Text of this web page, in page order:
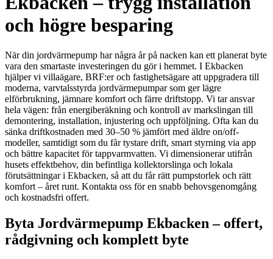
och högre besparing
När din jordvärmepump har några år på nacken kan ett planerat byte
vara den smartaste investeringen du gör i hemmet. I Ekbacken
hjälper vi villaägare, BRF:er och fastighetsägare att uppgradera till
moderna, varvtalsstyrda jordvärmepumpar som ger lägre
elförbrukning, jämnare komfort och färre driftstopp. Vi tar ansvar
hela vägen: från energiberäkning och kontroll av markslingan till
demontering, installation, injustering och uppföljning. Ofta kan du
sänka driftkostnaden med 30–50 % jämfört med äldre on/off-
modeller, samtidigt som du får tystare drift, smart styrning via app
och bättre kapacitet för tappvarmvatten. Vi dimensionerar utifrån
husets effektbehov, din befintliga kollektorslinga och lokala
förutsättningar i Ekbacken, så att du får rätt pumpstorlek och rätt
komfort – året runt. Kontakta oss för en snabb behovsgenomgång
och kostnadsfri offert.
Byta Jordvärmepump Ekbacken – offert,
rådgivning och komplett byte